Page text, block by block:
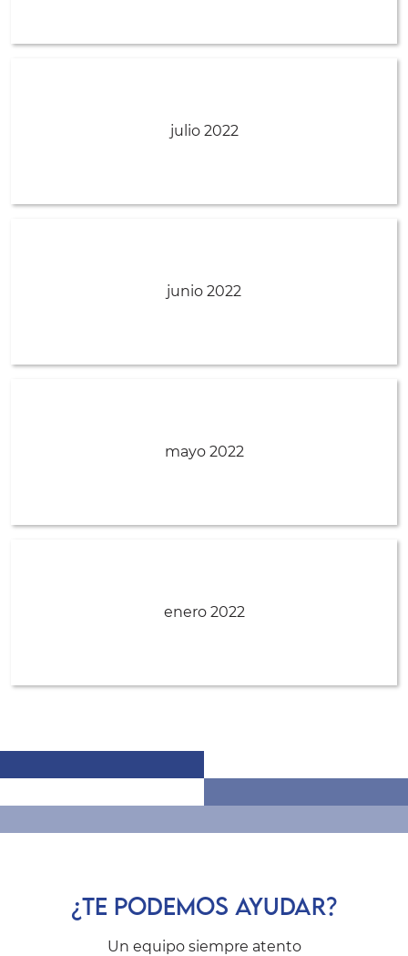
julio 2022
junio 2022
mayo 2022
enero 2022
¿TE PODEMOS AYUDAR?
Un equipo siempre atento